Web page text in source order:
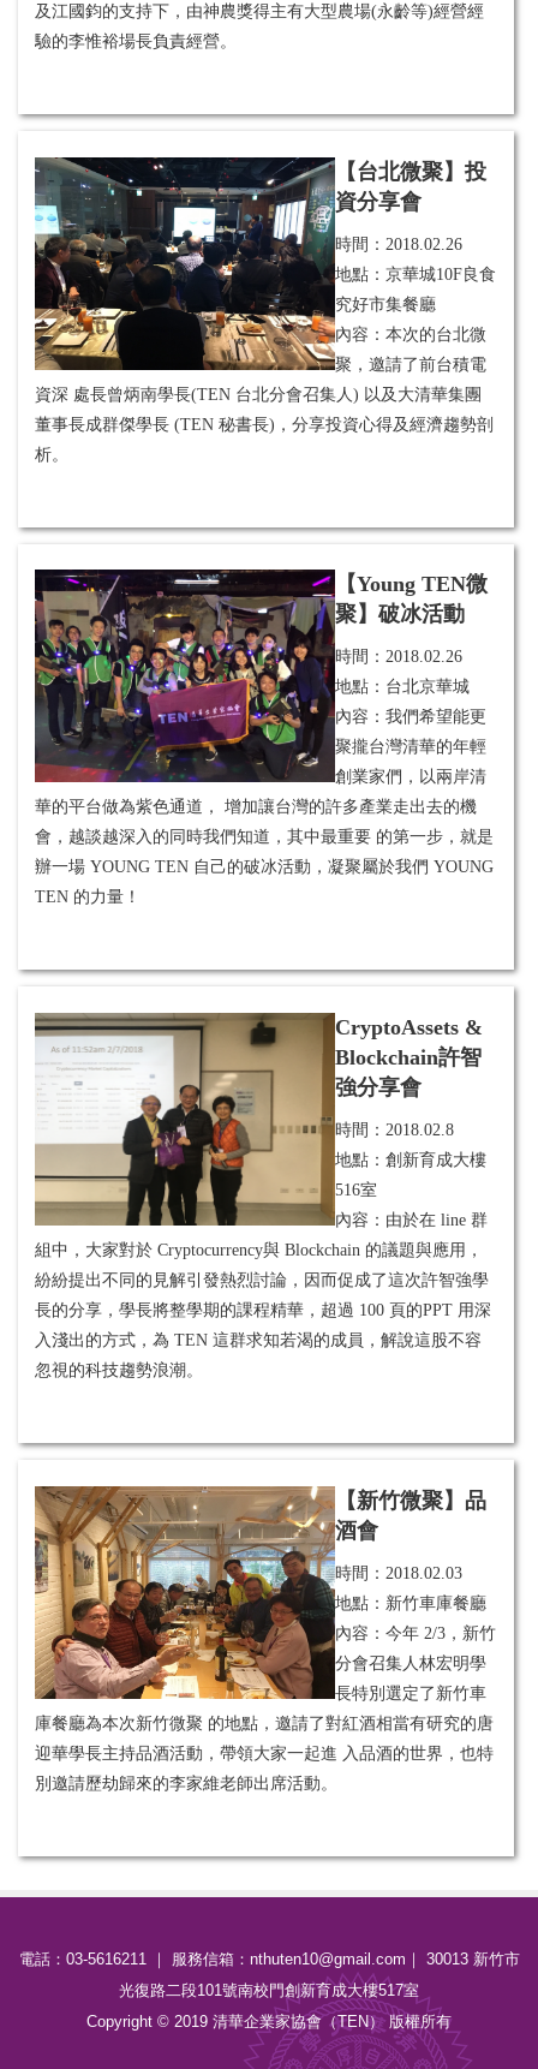
及江國鈞的支持下，由神農獎得主有大型農場(永齡等)經營經
驗的李惟裕場長負責經營。
【台北微聚】投
資分享會
時間： 2018.02.26
地點：京華城10F良食
究好市集餐廳
內容：本次的台北微
聚，邀請了前台積電
資深 處長曾炳南學長(TEN 台北分會召集人) 以及大清華集團
董事長成群傑學長 (TEN 秘書長)，分享投資心得及經濟趨勢剖
析。
【Young TEN微
聚】破冰活動
時間： 2018.02.26
地點：台北京華城
內容：我們希望能更
聚攏台灣清華的年輕
創業家們，以兩岸清
華的平台做為紫色通道， 增加讓台灣的許多產業走出去的機
會，越談越深入的同時我們知道，其中最重要 的第一步，就是
辦一場 YOUNG TEN 自己的破冰活動，凝聚屬於我們 YOUNG
TEN 的力量！
CryptoAssets &
Blockchain許智
強分享會
時間： 2018.02.8
地點：創新育成大樓
516室
內容：由於在 line 群
組中，大家對於 Cryptocurrency與 Blockchain 的議題與應用，
紛紛提出不同的見解引發熱烈討論，因而促成了這次許智強學
長的分享，學長將整學期的課程精華，超過 100 頁的PPT 用深
入淺出的方式，為 TEN 這群求知若渴的成員，解說這股不容
忽視的科技趨勢浪潮。
【新竹微聚】品
酒會
時間： 2018.02.03
地點：新竹車庫餐廳
內容：今年 2/3，新竹
分會召集人林宏明學
長特別選定了新竹車
庫餐廳為本次新竹微聚 的地點，邀請了對紅酒相當有研究的唐
迎華學長主持品酒活動，帶領大家一起進 入品酒的世界，也特
別邀請歷劫歸來的李家維老師出席活動。
電話：03-5616211 ｜ 服務信箱：nthuten10@gmail.com｜ 30013 新竹市
光復路二段101號南校門創新育成大樓517室
Copyright © 2019 清華企業家協會（TEN） 版權所有